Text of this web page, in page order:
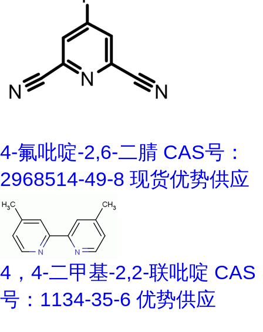
4-氟吡啶-2,6-二腈 CAS号：
2968514-49-8 现货优势供应
4，4-二甲基-2,2-联吡啶 CAS
号：1134-35-6 优势供应